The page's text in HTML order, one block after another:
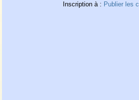
Inscription à : Publier les